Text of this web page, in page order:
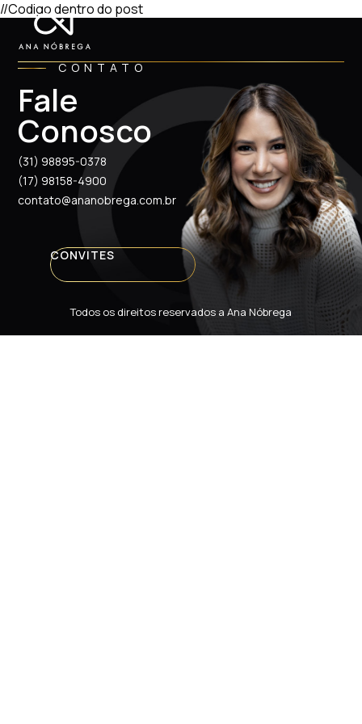
//Codigo dentro do post
CONTATO
Fale
Conosco
(31) 98895-0378
(17) 98158-4900
contato@ananobrega.com.br
CONVITES
Todos os direitos reservados a Ana Nóbrega